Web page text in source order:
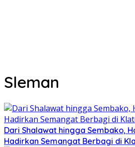
Sleman
Dari Shalawat hingga Sembako,
Hadirkan Semangat Berbagi di